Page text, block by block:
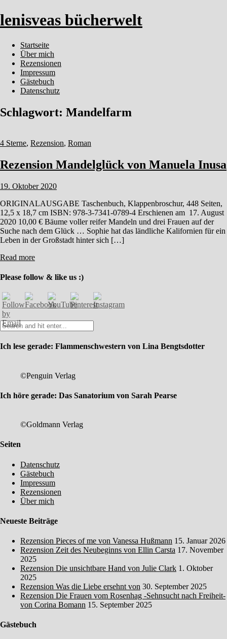
lenisveas bücherwelt
Startseite
Über mich
Rezensionen
Impressum
Gästebuch
Datenschutz
Schlagwort: Mandelfarm
4 Sterne, Rezension, Roman
Rezension Mandelglück von Manuela Inusa
19. Oktober 2020
ORIGINALAUSGABE Taschenbuch, Klappenbroschur, 448 Seiten,
12,5 x 18,7 cm ISBN: 978-3-7341-0789-4 Erschienen am 17. August
2020 10,00 € Bäume voller reifer Mandeln und drei Frauen auf der
Suche nach dem Glück … Sophie hat das ländliche Kalifornien für ein
Leben in der Großstadt hinter sich […]
Read more
Please follow & like us :)
Ich lese gerade: Flammenschwestern von Lina Bengtsdotter
©Penguin Verlag
Ich höre gerade: Das Sanatorium von Sarah Pearse
©Goldmann Verlag
Seiten
Datenschutz
Gästebuch
Impressum
Rezensionen
Über mich
Neueste Beiträge
Rezension Pieces of me von Vanessa Hußmann 15. Januar 2026
Rezension Zeit des Neubeginns von Ellin Carsta 17. November
2025
Rezension Die unsichtbare Hand von Julie Clark 1. Oktober
2025
Rezension Was die Liebe ersehnt von 30. September 2025
Rezension Die Frauen vom Rosenhag -Sehnsucht nach Freiheit-
von Corina Bomann 15. September 2025
Gästebuch